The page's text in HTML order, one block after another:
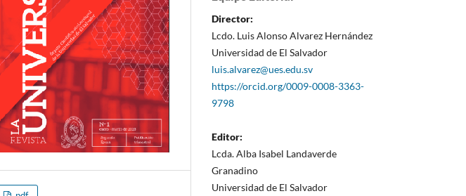
Director:
Lcdo. Luis Alonso Alvarez Hernández
Universidad de El Salvador
luis.alvarez@ues.edu.sv
https://orcid.org/0009-0008-3363-
9798
Editor:
Lcda. Alba Isabel Landaverde
Granadino
Universidad de El Salvador